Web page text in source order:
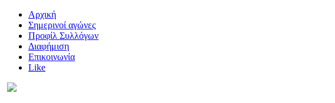
Αρχική
Σημερινοί αγώνες
Προφίλ Συλλόγων
Διαφήμιση
Επικοινωνία
Like